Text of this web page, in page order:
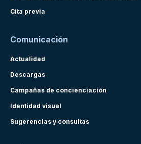
Cita previa
Comunicación
Actualidad
Descargas
Campañas de concienciación
Identidad visual
Sugerencias y consultas